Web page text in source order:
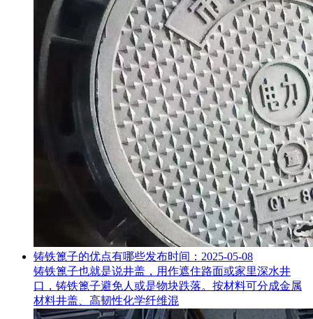
铸铁篦子的优点有哪些发布时间：2025-05-08
铸铁篦子也就是说井盖，用作遮住路面或家里深水井
口，铸铁篦子避免人或是物块跌落。按材料可分成金属
材料井盖、高韧性化学纤维混